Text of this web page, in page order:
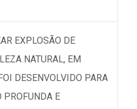
EXPLOSÃO DE
NATURAL, EM
DESENVOLVIDO PARA
PROFUNDA E